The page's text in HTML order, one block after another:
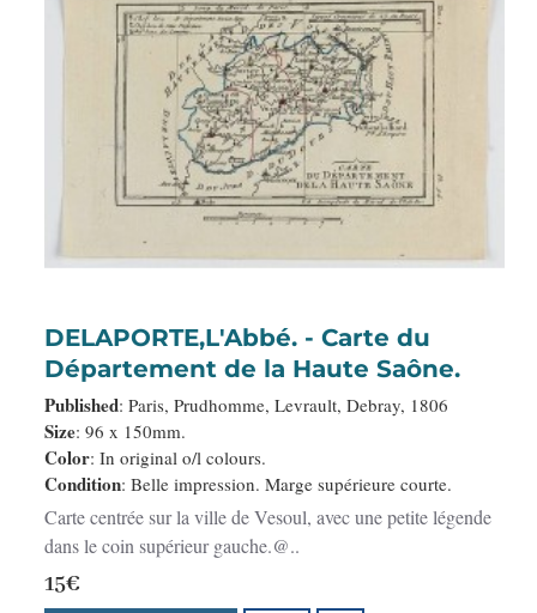
DELAPORTE,L'Abbé. - Carte du
Département de la Haute Saône.
Published: Paris, Prudhomme, Levrault, Debray, 1806
Size: 96 x 150mm.
Color: In original o/l colours.
Condition: Belle impression. Marge supérieure courte.
Carte centrée sur la ville de Vesoul, avec une petite légende
dans le coin supérieur gauche.@..
15€